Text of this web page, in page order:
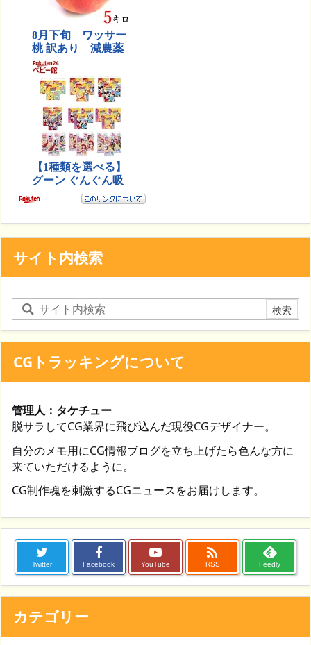
サイト内検索
CGトラッキングについて
管理人：タケチュー
脱サラしてCG業界に飛び込んだ現役CGデザイナー。
自分のメモ用にCG情報ブログを立ち上げたら色んな方に
来ていただけるように。
CG制作魂を刺激するCGニュースをお届けします。
Twitter Facebook YouTube

RSS Feedly
カテゴリー